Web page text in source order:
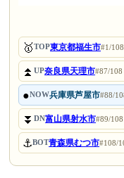
🥇TOP東京都福生市#1/108
⏫UP奈良県天理市#87/108
●NOW兵庫県芦屋市#88/
⏬DN富山県射水市#89/108
⚓BOT青森県むつ市#108/